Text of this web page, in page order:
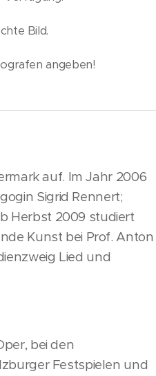
Bild.
angeben!
auf. Im Jahr 2006
Sigrid Rennert;
Herbst 2009 studiert
Kunst bei Prof. Anton
Lied und
bei den
Festspielen und